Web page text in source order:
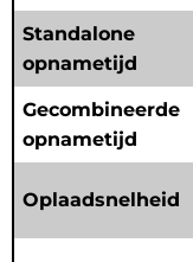
Standalone
opnametijd
Gecombineerde
opnametijd
Oplaadsnelheid